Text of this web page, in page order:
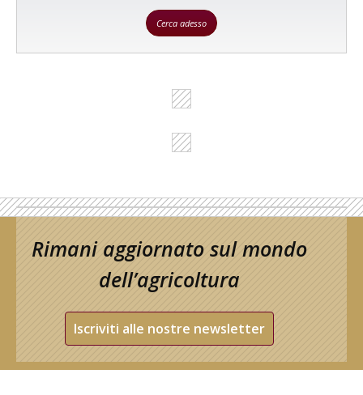
Cerca adesso
Rimani aggiornato sul mondo
dell’agricoltura
Iscriviti alle nostre newsletter